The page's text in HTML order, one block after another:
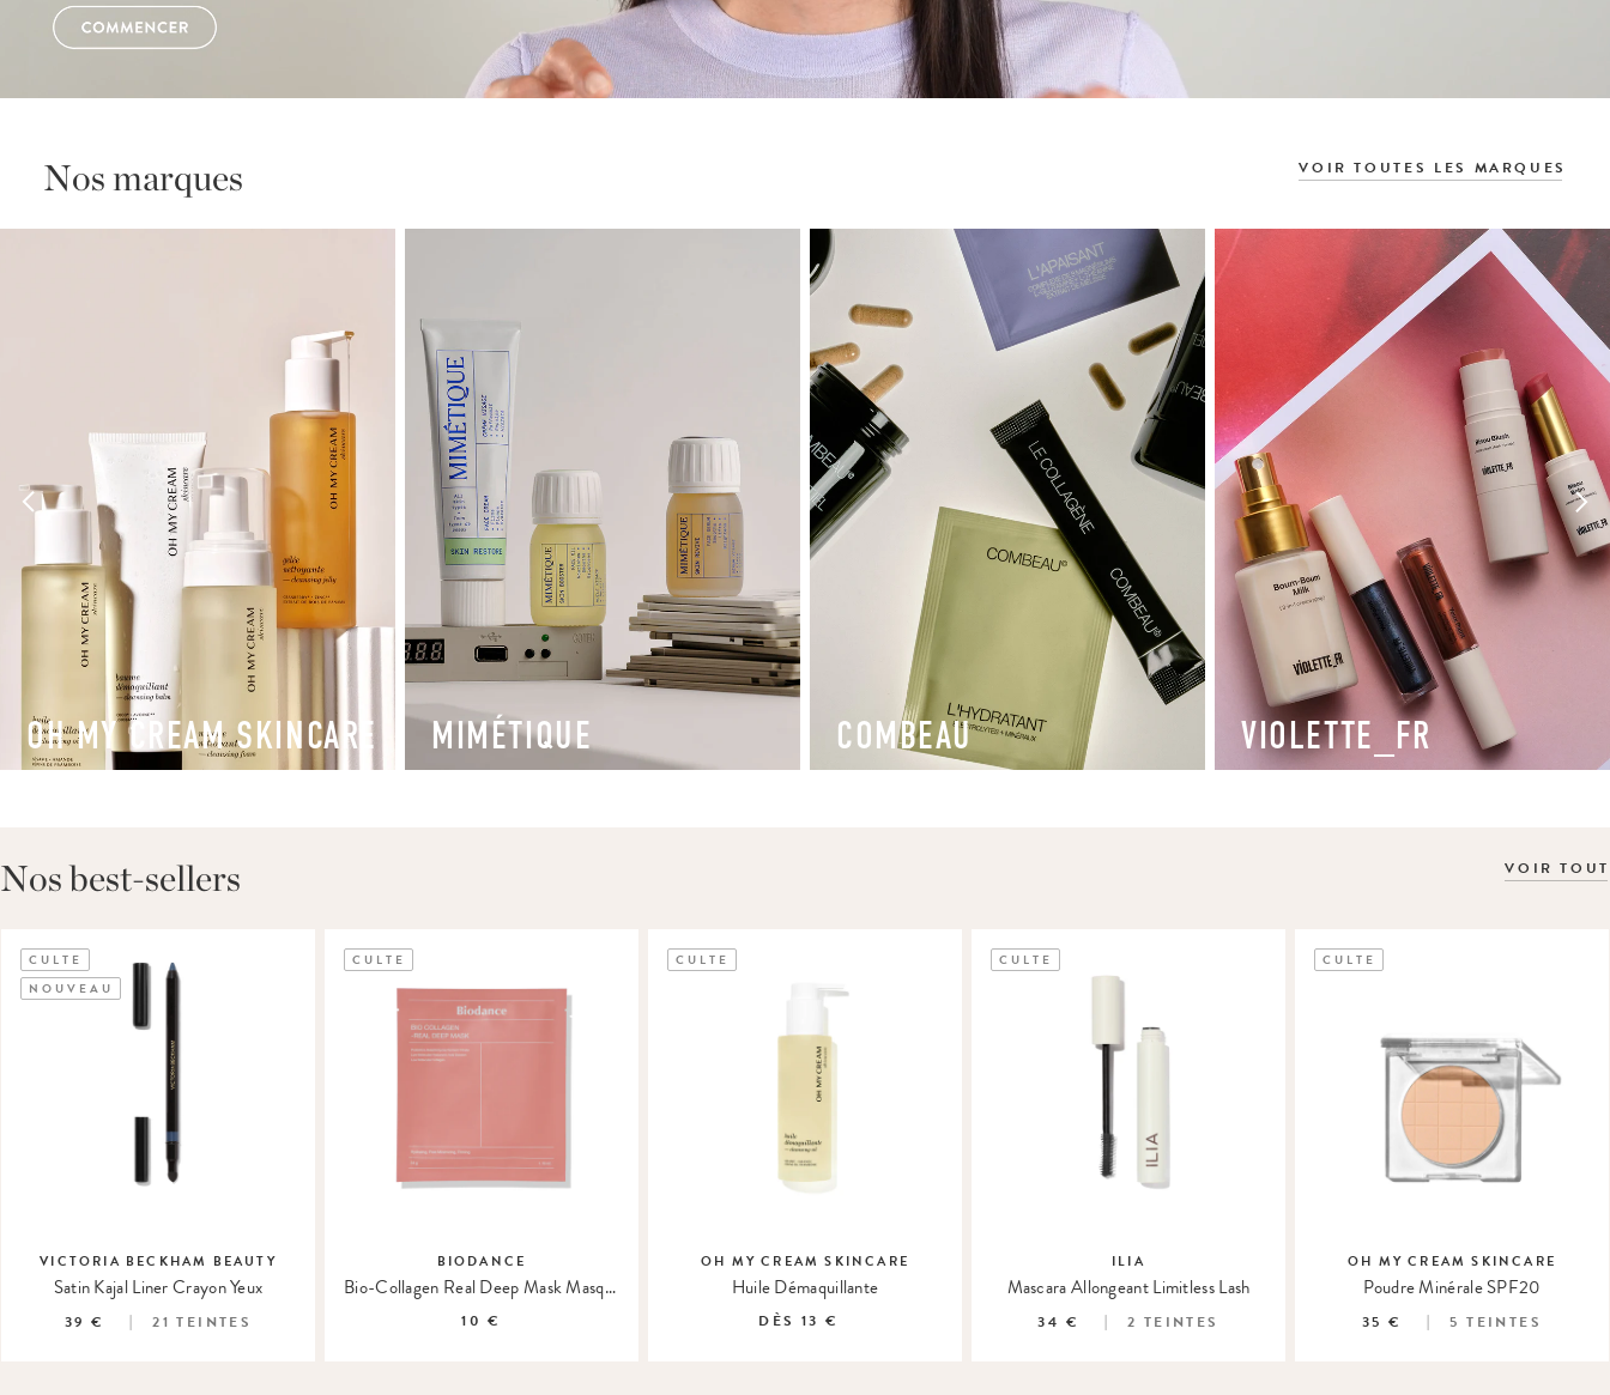
Nos marques VOIR TOUTES LES MARQUES
OH MY CREAM SKINCARE MIMÉTIQUE COMBEAU VIOLETTE_FR
Nos best-sellers VOIR TOUT
CULTE
NOUVEAU
VICTORIA BECKHAM BEAUTY
Satin Kajal Liner Crayon Yeux
39 € 21 TEINTES
CULTE
BIODANCE
Bio-Collagen Real Deep Mask Masque Hydrogel
10 €
CULTE
OH MY CREAM SKINCARE
Huile Démaquillante
DÈS 13 €
CULTE
ILIA
Mascara Allongeant Limitless Lash
34 € 2 TEINTES
CULTE
OH MY CREAM SKINCARE
Poudre Minérale SPF20
35 € 5 TEINTES